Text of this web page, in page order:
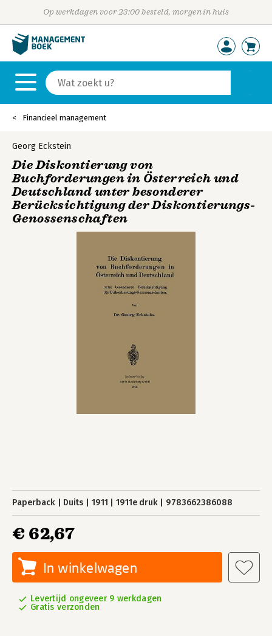
Op werkdagen voor 23:00 besteld, morgen in huis
Financieel management
Georg Eckstein
Die Diskontierung von
Buchforderungen in Österreich und
Deutschland unter besonderer
Berücksichtigung der Diskontierungs-
Genossenschaften
Paperback Duits 1911 1911e druk 9783662386088
€ 62,67
In winkelwagen
Levertijd ongeveer 9 werkdagen
Gratis verzonden